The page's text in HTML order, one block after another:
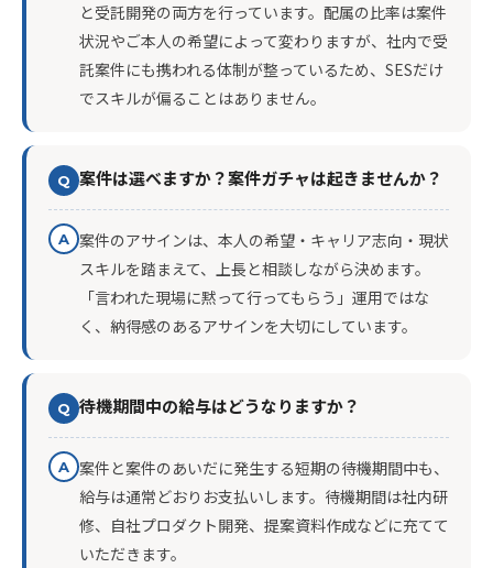
と受託開発の両方を行っています。配属の比率は案件
状況やご本人の希望によって変わりますが、社内で受
託案件にも携われる体制が整っているため、SESだけ
でスキルが偏ることはありません。
Q 案件は選べますか？案件ガチャは起きませんか？
A 案件のアサインは、本人の希望・キャリア志向・現状
スキルを踏まえて、上長と相談しながら決めます。
「言われた現場に黙って行ってもらう」運用ではな
く、納得感のあるアサインを大切にしています。
Q 待機期間中の給与はどうなりますか？
A 案件と案件のあいだに発生する短期の待機期間中も、
給与は通常どおりお支払いします。待機期間は社内研
修、自社プロダクト開発、提案資料作成などに充てて
いただきます。